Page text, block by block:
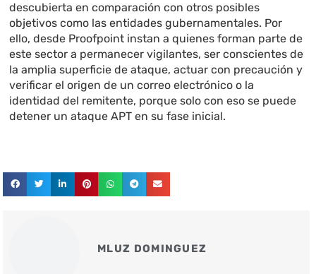
descubierta en comparación con otros posibles
objetivos como las entidades gubernamentales. Por
ello, desde Proofpoint instan a quienes forman parte de
este sector a permanecer vigilantes, ser conscientes de
la amplia superficie de ataque, actuar con precaución y
verificar el origen de un correo electrónico o la
identidad del remitente, porque solo con eso se puede
detener un ataque APT en su fase inicial.
MLUZ DOMINGUEZ